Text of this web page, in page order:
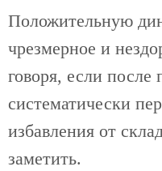
Положительную
чрезмерное и
говоря, если после
систематически
избавления от
заметить.